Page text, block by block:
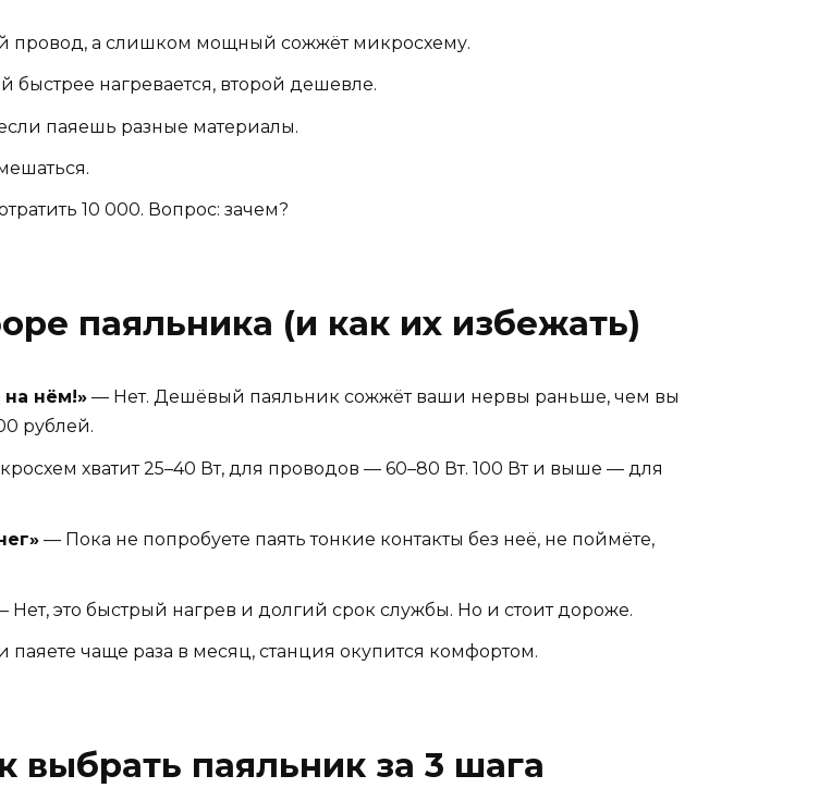
провод, а слишком мощный сожжёт микросхему.
нагревается, второй дешевле.
паяешь разные материалы.
10 000. Вопрос: зачем?
паяльника (и как их избежать)
нём!» — Нет. Дешёвый паяльник сожжёт ваши нервы раньше, чем вы
рублей.
хватит 25–40 Вт, для проводов — 60–80 Вт. 100 Вт и выше — для
— Пока не попробуете паять тонкие контакты без неё, не поймёте,
Нет, это быстрый нагрев и долгий срок службы. Но и стоит дороже.
паяете чаще раза в месяц, станция окупится комфортом.
выбрать паяльник за 3 шага